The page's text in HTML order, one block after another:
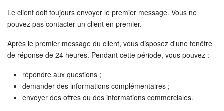
Messagerie web
CRM
Réservation en ligne
CoPilot - IA dans Bitrix24
Le client doit toujours envoyer le premier message. Vous ne
pouvez pas contacter un client en premier.
Après le premier message du client, vous disposez d'une fenêtre
de réponse de 24 heures. Pendant cette période, vous pouvez :
répondre aux questions ;
demander des informations complémentaires ;
envoyer des offres ou des informations commerciales.